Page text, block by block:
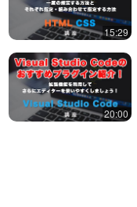
15:29
20:00